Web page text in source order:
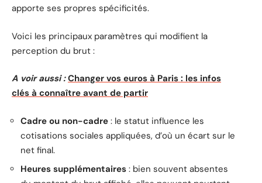
apporte ses propres spécificités.
Voici les principaux paramètres qui modifient la
perception du brut :
A voir aussi : Changer vos euros à Paris : les infos
clés à connaître avant de partir
Cadre ou non-cadre : le statut influence les
cotisations sociales appliquées, d’où un écart sur le
net final.
Heures supplémentaires : bien souvent absentes